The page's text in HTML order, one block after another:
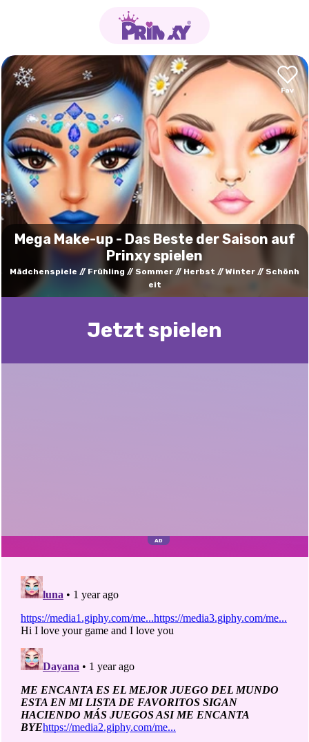
Mega Make-up - Das Beste der Saison auf
Prinxy spielen
Mädchenspiele Frühling Sommer Herbst Winter
Schönh
eit
Jetzt spielen